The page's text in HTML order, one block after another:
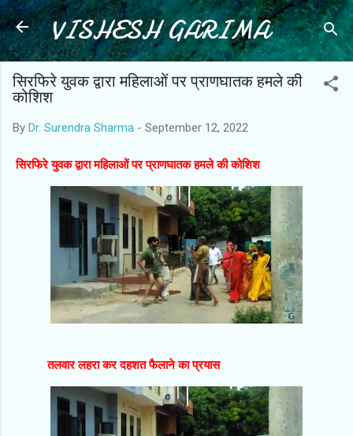
Skip to main content
VISHESH GARIMA
सिरफिरे युवक द्वारा महिलाओं पर प्राणघातक हमले की
कोशिश
By Dr. Surendra Sharma - September 12, 2022
सिरफिरे युवक द्वारा महिलाओं पर प्राणघातक हमले की कोशिश
तलवार लहरा कर दहशत फैलाने का प्रयास